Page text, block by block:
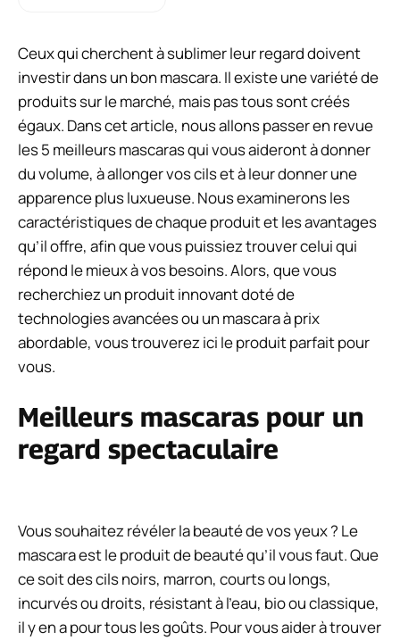
Ceux qui cherchent à sublimer leur regard doivent
investir dans un bon mascara. Il existe une variété de
produits sur le marché, mais pas tous sont créés
égaux. Dans cet article, nous allons passer en revue
les 5 meilleurs mascaras qui vous aideront à donner
du volume, à allonger vos cils et à leur donner une
apparence plus luxueuse. Nous examinerons les
caractéristiques de chaque produit et les avantages
qu’il offre, afin que vous puissiez trouver celui qui
répond le mieux à vos besoins. Alors, que vous
recherchiez un produit innovant doté de
technologies avancées ou un mascara à prix
abordable, vous trouverez ici le produit parfait pour
vous.
Meilleurs mascaras pour un
regard spectaculaire
Vous souhaitez révéler la beauté de vos yeux ? Le
mascara est le produit de beauté qu’il vous faut. Que
ce soit des cils noirs, marron, courts ou longs,
incurvés ou droits, résistant à l’eau, bio ou classique,
il y en a pour tous les goûts. Pour vous aider à trouver